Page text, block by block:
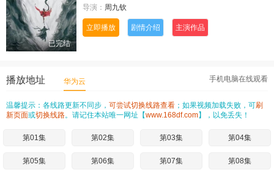
已完结
导演： 周九钦
立即播放 剧情介绍 主演作品
手机电脑在线观看
播放地址 华为云
温馨提示：各线路更新不同步， 可尝试切换线路查看 ；如果视频加载失败，可刷
新页面或切换线路。请记住本站唯一网址【www.168df.com】，以免丢失！
第01集 第02集 第03集 第04集
第05集 第06集 第07集 第08集